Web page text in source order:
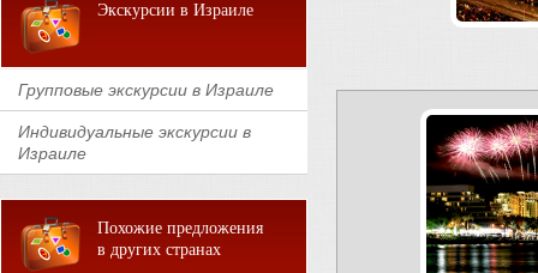
Экскурсии в Израиле
Групповые экскурсии в Израиле
Индивидуальные экскурсии в
Израиле
Похожие предложения
в других странах